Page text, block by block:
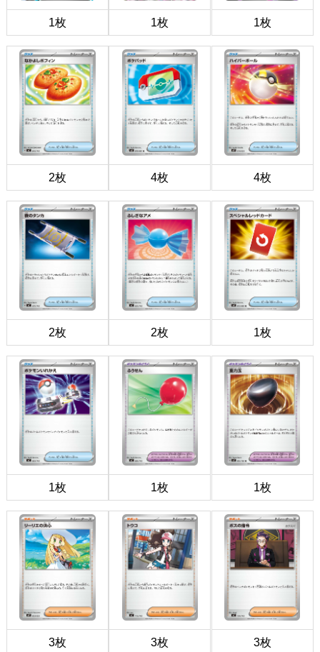
1枚 1枚 1枚
2枚 4枚 4枚
2枚 2枚 1枚
1枚 1枚 1枚
3枚 3枚 3枚